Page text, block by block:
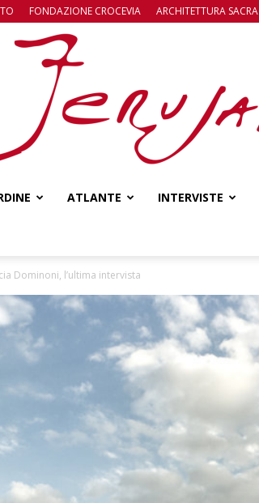
FONDAZIONE CROCEVIA ARCHITETTURA SACRA
ATLANTE INTERVISTE
Dominoni, l’ultima intervista